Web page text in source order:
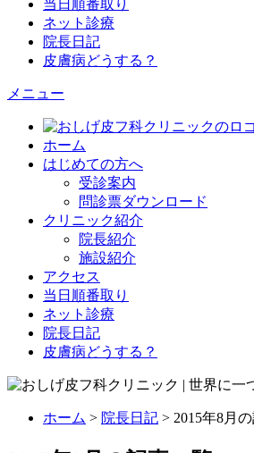
当日順番取り
ネット診療
院長日記
皮膚病どうする？
メニュー
ホーム
はじめての方へ
受診案内
問診票ダウンロード
クリニック紹介
院長紹介
施設紹介
アクセス
当日順番取り
ネット診療
院長日記
皮膚病どうする？
ホーム > 院長日記 > 2015年8月